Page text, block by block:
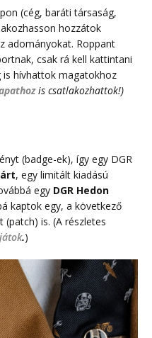
(cég, baráti társaság,
hozzátok
adományokat. Roppant
csak rá kell kattintani
is hívhattok magatokhoz
is csatlakozhattok!)
(badge-ek), így egy DGR
, egy limitált kiadású
egy DGR Hedon
kaptok egy, a következő
is. (A részletes
.)